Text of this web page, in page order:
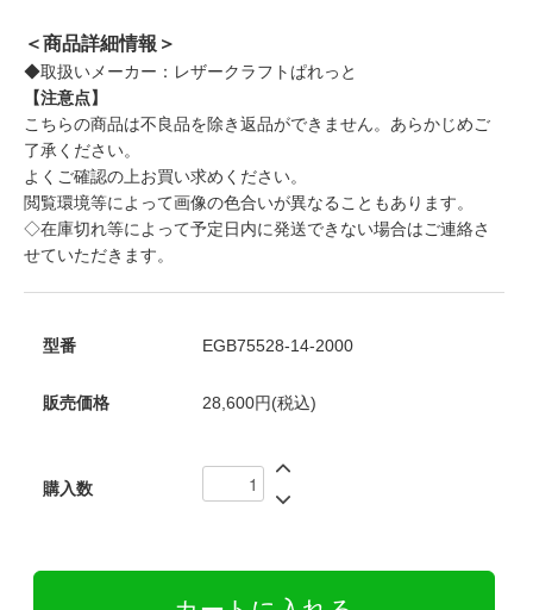
＜商品詳細情報＞
◆取扱いメーカー：レザークラフトぱれっと
【注意点】
こちらの商品は不良品を除き返品ができません。あらかじめご
了承ください。
よくご確認の上お買い求めください。
閲覧環境等によって画像の色合いが異なることもあります。
◇在庫切れ等によって予定日内に発送できない場合はご連絡さ
せていただきます。
型番 EGB75528-14-2000
販売価格 28,600円(税込)
購入数